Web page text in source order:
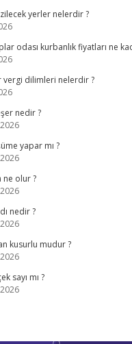
yerler nelerdir ?
odası kurbanlık fiyatları ne
vergi dilimleri nelerdir ?
nedir ?
yapar mı ?
ne olur ?
nedir ?
kusurlu mudur ?
sayı mı ?